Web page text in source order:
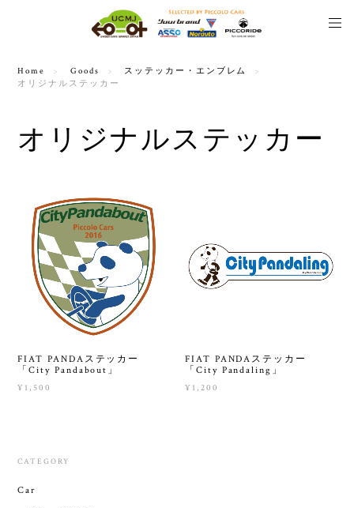
Home Goods
スッテッカー・エンブレム
オリジナルステッカー
オリジナルステッカー
FIAT PANDAステッカー
「City Pandabout」
¥1,500
FIAT PANDAステッカー
「City Pandaling」
¥1,200
CATEGORY
Car